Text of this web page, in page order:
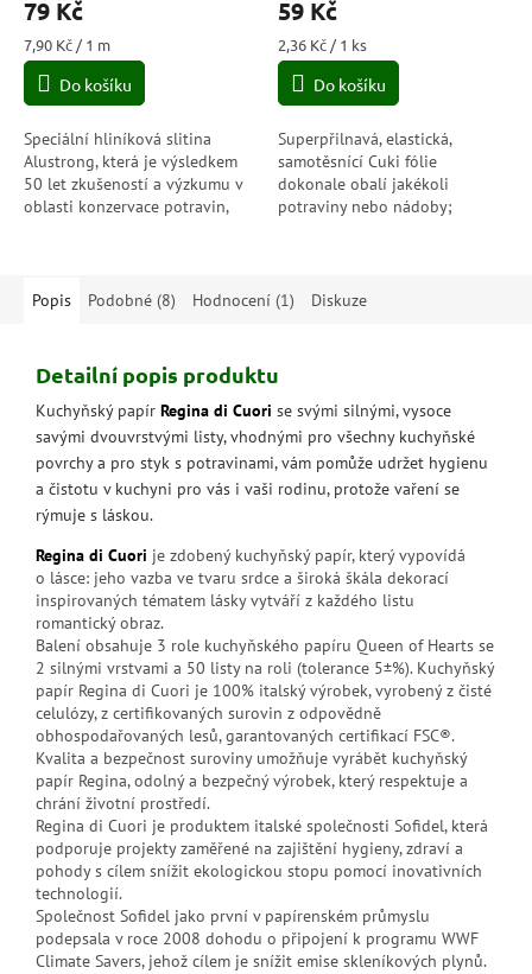
79 Kč
Měrná
cena:
7,90 Kč / 1 m
Do košíku
Speciální hliníková slitina
Alustrong, která je výsledkem
50 let zkušeností a výzkumu v
oblasti konzervace potravin,
59 Kč
Měrná
cena:
2,36 Kč / 1 ks
Do košíku
Superpřilnavá, elastická,
samotěsnící Cuki fólie
dokonale obalí jakékoli
potraviny nebo nádoby;
Popis
Podobné (8) Hodnocení (1) Diskuze
Detailní popis produktu
Kuchyňský papír Regina di Cuori se svými silnými, vysoce
savými dvouvrstvými listy, vhodnými pro všechny kuchyňské
povrchy a pro styk s potravinami, vám pomůže udržet hygienu
a čistotu v kuchyni pro vás i vaši rodinu, protože vaření se
rýmuje s láskou.
Regina di Cuori je zdobený kuchyňský papír, který vypovídá
o lásce: jeho vazba ve tvaru srdce a široká škála dekorací
inspirovaných tématem lásky vytváří z každého listu
romantický obraz.
Balení obsahuje 3 role kuchyňského papíru Queen of Hearts se
2 silnými vrstvami a 50 listy na roli (tolerance 5±%). Kuchyňský
papír Regina di Cuori je 100% italský výrobek, vyrobený z čisté
celulózy, z certifikovaných surovin z odpovědně
obhospodařovaných lesů, garantovaných certifikací FSC®.
Kvalita a bezpečnost suroviny umožňuje vyrábět kuchyňský
papír Regina, odolný a bezpečný výrobek, který respektuje a
chrání životní prostředí.
Regina di Cuori je produktem italské společnosti Sofidel, která
podporuje projekty zaměřené na zajištění hygieny, zdraví a
pohody s cílem snížit ekologickou stopu pomocí inovativních
technologií.
Společnost Sofidel jako první v papírenském průmyslu
podepsala v roce 2008 dohodu o připojení k programu WWF
Climate Savers, jehož cílem je snížit emise skleníkových plynů.